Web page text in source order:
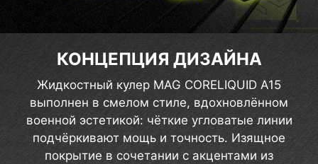
КОНЦЕПЦИЯ ДИЗАЙНА
Жидкостный кулер MAG CORELIQUID A15
выполнен в смелом стиле, вдохновлённом
военной эстетикой: чёткие угловатые линии
подчёркивают мощь и точность. Изящное
покрытие в сочетании с акцентами из